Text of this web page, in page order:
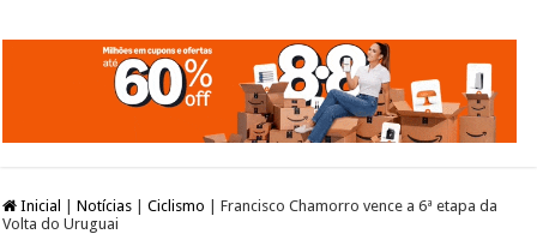
Inicial Notícias Ciclismo
Francisco Chamorro vence a 6ª etapa da
Volta do Uruguai